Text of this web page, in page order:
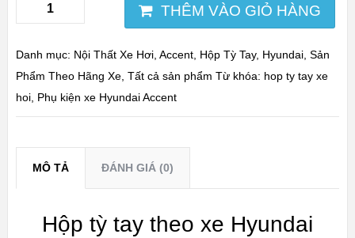
THÊM VÀO GIỎ HÀNG
Danh mục: Nội Thất Xe Hơi, Accent, Hộp Tỳ Tay, Hyundai, Sản
Phẩm Theo Hãng Xe, Tất cả sản phẩm Từ khóa: hop ty tay xe
hoi, Phụ kiện xe Hyundai Accent
MÔ TẢ ĐÁNH GIÁ (0)
Hộp tỳ tay theo xe Hyundai